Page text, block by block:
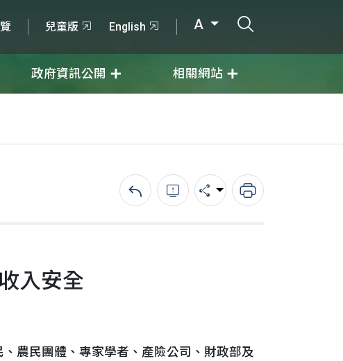
兒童版 English A
政府資訊公開 相關網站
回上一頁錯誤回報分享 列印
入安全
農民團體、專家學者、產險公司、財政部及